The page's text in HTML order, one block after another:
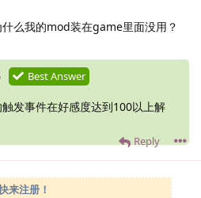
么我的mod装在game里面没用？
Reply
Best Answer
发事件在好感度达到100以上解
来注册！